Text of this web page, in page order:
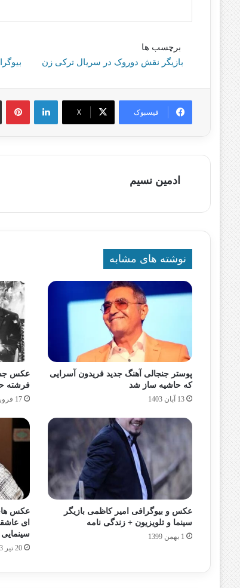
برچسب ها
بازیگر نقش دوروک در سریال ترکی زن
فیسبوک X
لینکدین
ادمین نسیم
نوشته های مشابه
پوستر جنجالی آهنگ جدید فریدون آسرایی
که حاشیه ساز شد
13 آبان 1403
عکس
فرشته
17 فروردین 1401
عکس و بیوگرافی امیر کاظمی بازیگر
سینما و تلویزیون + زندگی نامه
1 بهمن 1399
عکس
ای
20 تیر 1403